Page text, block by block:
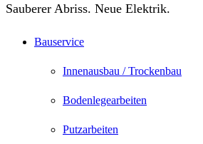
Sauberer Abriss. Neue Elektrik.
Bauservice
Innenausbau / Trockenbau
Bodenlegearbeiten
Putzarbeiten